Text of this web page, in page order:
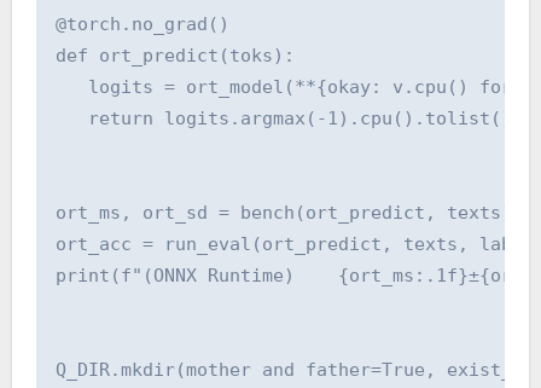
@torch.no_grad()
def ort_predict(toks):
logits = ort_model(**{okay: v.cpu() for
   return logits.argmax(-1).cpu().tolist()
ort_ms, ort_sd = bench(ort_predict, texts)
ort_acc = run_eval(ort_predict, texts,
print(f"(ONNX Runtime)
Q_DIR.mkdir(mother and father=True,